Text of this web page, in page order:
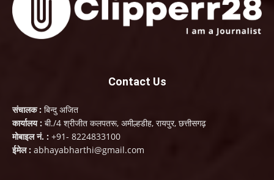
Contact Us
संचालक : बिन्दु अजित
कार्यालय : बी./4 श्रीजीत कलपतरू, अमील्हडीह, रायपुर, छत्तीसगढ़
मोबाइल नं. : +91- 8224833100
ईमेल : abhayabharthi@gmail.com